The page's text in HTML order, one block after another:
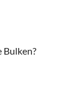
Bulken?